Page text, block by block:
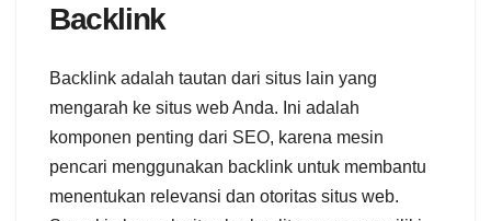
Backlink
Backlink adalah tautan dari situs lain yang
mengarah ke situs web Anda. Ini adalah
komponen penting dari SEO, karena mesin
pencari menggunakan backlink untuk membantu
menentukan relevansi dan otoritas situs web.